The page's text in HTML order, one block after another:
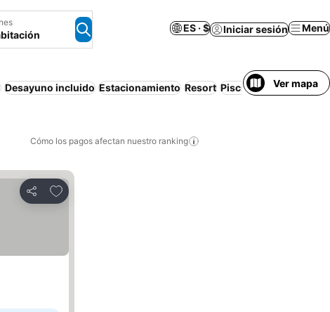
ES · $ Iniciar sesión Menú
Desayuno incluido Estacionamiento Resort Piscina Cocina
Ver mapa
Cómo los pagos afectan nuestro ranking
Compartir
Agregar a favoritos